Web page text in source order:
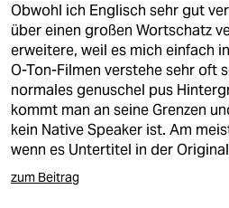
Obwohl ich Englisch sehr gut
über einen großen Wortschatz
erweitere, weil es mich einfach
O-Ton-Filmen verstehe sehr oft
normales genuschel pus
kommt man an seine Grenzen
kein Native Speaker ist. Am
wenn es Untertitel in der
zum Beitrag